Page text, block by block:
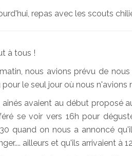
repas avec les scouts
à tous !
nous avions prévu de
pour le seul jour où nous n'avions
aînés avaient au début proposé
se voir vers 16h pour
quand on nous a annoncé
ailleurs et qu'ils arrivaient à